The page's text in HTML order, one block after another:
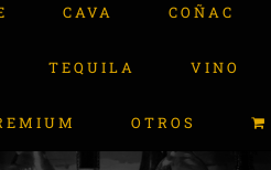
CAVA COÑAC
TEQUILA VINO
OTROS